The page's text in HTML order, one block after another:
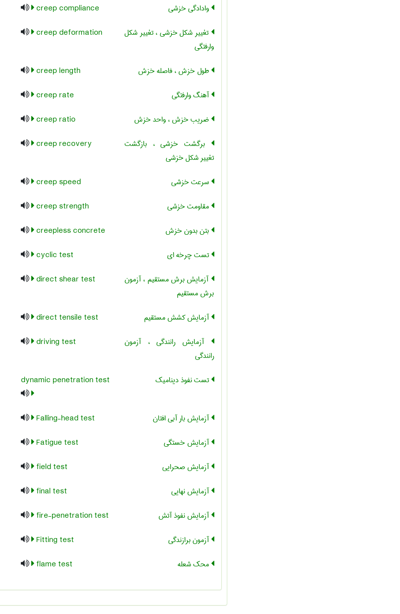
وادادگی خزشی
creep compliance
تغییر شکل خزشی ، تغییر شکل
وارفتگی
creep deformation
طول خزش ، فاصله خزش
creep length
آهنگ وارفتگی
creep rate
ضریب خزش ، واحد خزش
creep ratio
برگشت خزشی ، بازگشت
تغییر شکل خزشی
creep recovery
سرعت خزشی
creep speed
مقاومت خزشی
creep strength
بتن بدون خزش
creepless concrete
تست چرخه ای
cyclic test
آزمایش برش مستقیم ، آزمون
برش مستقیم
direct shear test
آزمایش کشش مستقیم
direct tensile test
آزمایش رانندگی ، آزمون
رانندگی
driving test
تست نفوذ دینامیک dynamic penetration test
آزمایش بار آبی افتان
Falling-head test
آزمایش خستگی
Fatigue test
آزمایش صحرایی
field test
آزمایش نهایی
final test
آزمایش نفوذ آتش
fire-penetration test
آزمون برازندگی
Fitting test
محک شعله
flame test